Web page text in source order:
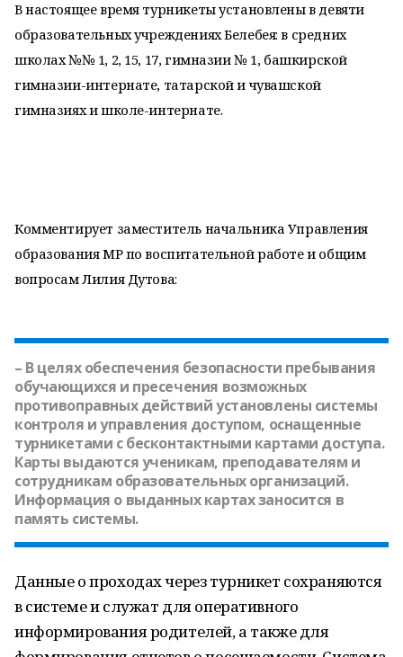
В настоящее время турникеты установлены в девяти
образовательных учреждениях Белебея: в средних
школах №№ 1, 2, 15, 17, гимназии № 1, башкирской
гимназии-интернате, татарской и чувашской
гимназиях и школе-интернате.
Комментирует заместитель начальника Управления
образования МР по воспитательной работе и общим
вопросам Лилия Дутова:
– В целях обеспечения безопасности пребывания
обучающихся и пресечения возможных
противоправных действий установлены системы
контроля и управления доступом, оснащенные
турникетами с бесконтактными картами доступа.
Карты выдаются ученикам, преподавателям и
сотрудникам образовательных организаций.
Информация о выданных картах заносится в
память системы.
Данные о проходах через турникет сохраняются
в системе и служат для оперативного
информирования родителей, а также для